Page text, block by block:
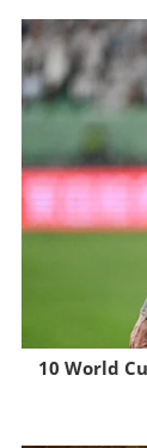
10 World